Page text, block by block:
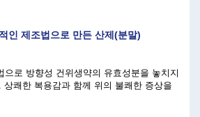
인 제조법으로 만든 산제(분말)
으로 방향성 건위생약의 유효성분을 놓치지
상쾌한 복용감과 함께 위의 불쾌한 증상을